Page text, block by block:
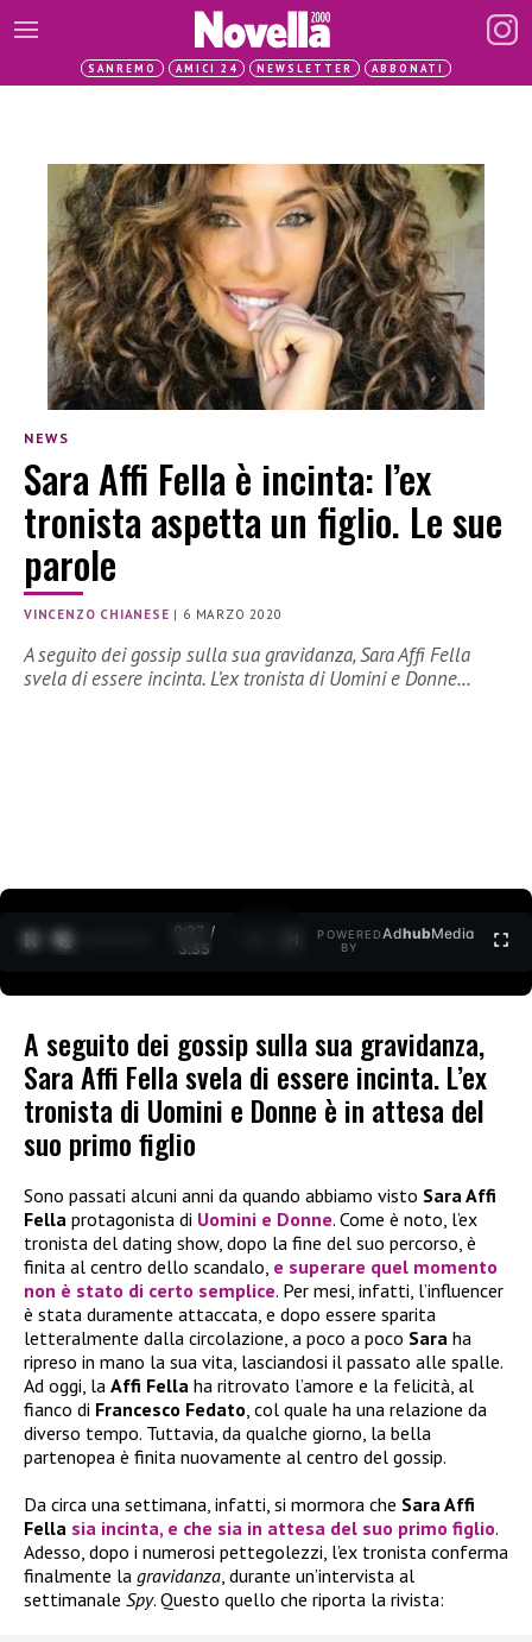
SANREMO AMICI 24 NEWSLETTER ABBONATI
NEWS
Sara Affi Fella è incinta: l’ex
tronista aspetta un figlio. Le sue
parole
VINCENZO CHIANESE | 6 MARZO 2020
A seguito dei gossip sulla sua gravidanza, Sara Affi Fella
svela di essere incinta. L’ex tronista di Uomini e Donne…
0:27 /
3:35
POWERED
BY
AdhubMedia
A seguito dei gossip sulla sua gravidanza,
Sara Affi Fella svela di essere incinta. L’ex
tronista di Uomini e Donne è in attesa del
suo primo figlio
Sono passati alcuni anni da quando abbiamo visto Sara Affi
Fella protagonista di Uomini e Donne. Come è noto, l’ex
tronista del dating show, dopo la fine del suo percorso, è
finita al centro dello scandalo, e superare quel momento
non è stato di certo semplice. Per mesi, infatti, l’influencer
è stata duramente attaccata, e dopo essere sparita
letteralmente dalla circolazione, a poco a poco Sara ha
ripreso in mano la sua vita, lasciandosi il passato alle spalle.
Ad oggi, la Affi Fella ha ritrovato l’amore e la felicità, al
fianco di Francesco Fedato, col quale ha una relazione da
diverso tempo. Tuttavia, da qualche giorno, la bella
partenopea è finita nuovamente al centro del gossip.
Da circa una settimana, infatti, si mormora che Sara Affi
Fella sia incinta, e che sia in attesa del suo primo figlio.
Adesso, dopo i numerosi pettegolezzi, l’ex tronista conferma
finalmente la gravidanza, durante un’intervista al
settimanale Spy. Questo quello che riporta la rivista: